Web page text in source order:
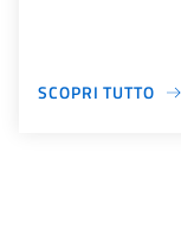
SCOPRI TUTTO